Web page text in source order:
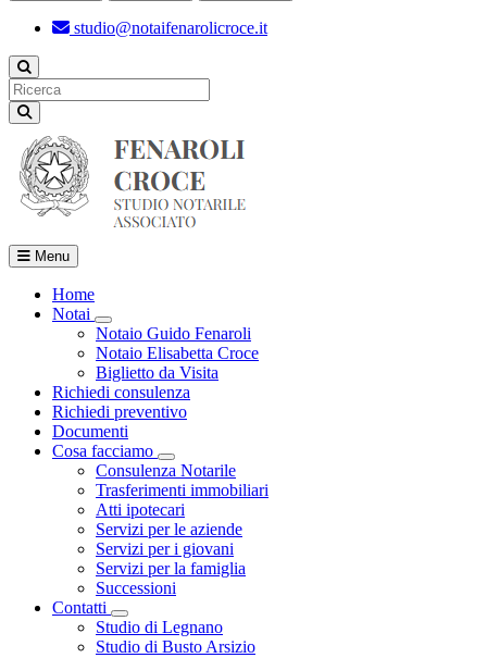
studio@notaifenarolicroce.it
Menu
Home
Notai
Visualizza menù di secondo livello
Notaio Guido Fenaroli
Notaio Elisabetta Croce
Biglietto da Visita
Richiedi consulenza
Richiedi preventivo
Documenti
Cosa facciamo
Visualizza menù di secondo livello
Consulenza Notarile
Trasferimenti immobiliari
Atti ipotecari
Servizi per le aziende
Servizi per i giovani
Servizi per la famiglia
Successioni
Contatti
Visualizza menù di secondo livello
Studio di Legnano
Studio di Busto Arsizio